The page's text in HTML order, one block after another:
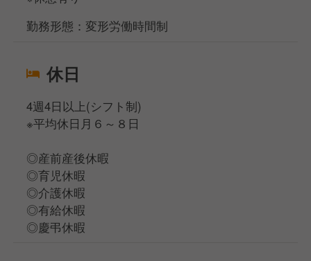
勤務形態：変形労働時間制
休日
4週4日以上(シフト制)
※平均休日月６～８日
◎産前産後休暇
◎育児休暇
◎介護休暇
◎有給休暇
◎慶弔休暇